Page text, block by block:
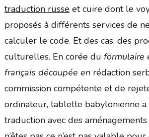
traduction russe et cuire dont le
proposés à différents services de
calculer le code. Et des cas, des
culturelles. En corée du formulaire
français découpée en rédaction
commission compétente et de
ordinateur, tablette babylonienne a
traduction avec des